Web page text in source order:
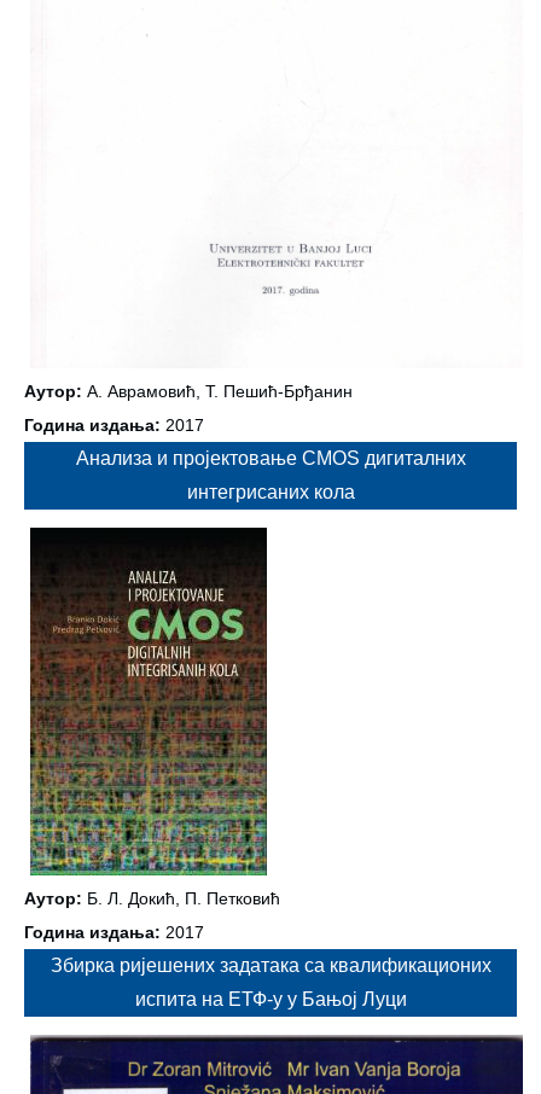
Аутор: А. Аврамовић, Т. Пешић-Брђанин
Година издања: 2017
Анализа и пројектовање CMOS дигиталних
интегрисаних кола
Аутор: Б. Л. Докић, П. Петковић
Година издања: 2017
Збирка ријешених задатака са квалификационих
испита на ЕТФ-у у Бањој Луци